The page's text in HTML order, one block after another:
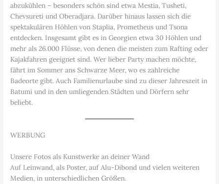
abzukühlen – besonders schön sind etwa Mestia, Tusheti,
Chevsureti und Oberadjara. Darüber hinaus lassen sich die
spektakulären Höhlen von Staplia, Prometheus und Tsona
entdecken. Insgesamt gibt es in Georgien etwa 30 Höhlen und
mehr als 26.000 Flüsse, von denen die meisten zum Rafting oder
Kajakfahren geeignet sind. Wer lieber Party machen möchte,
fährt im Sommer ans Schwarze Meer, wo es zahlreiche
Badeorte gibt. Auch Familienurlaube sind zu dieser Jahreszeit in
Batumi und in den umliegenden Städten und Dörfern sehr
beliebt.
WERBUNG
Unsere Fotos als Kunstwerke an deiner Wand
Auf Leinwand, als Poster, auf Alu-Dibond und vielen weiteren
Medien, in unterschiedlichen Größen.